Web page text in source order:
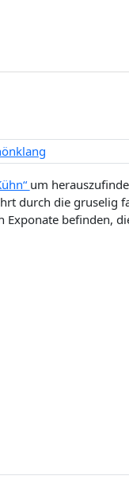
um
durch die gruselig
befinden,